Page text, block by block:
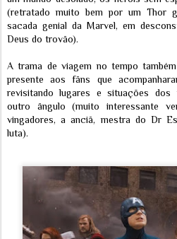
(retratado muito bem por um Thor
sacada genial da Marvel, em
Deus do trovão).
A trama de viagem no tempo
presente aos fãns que
revisitando lugares e situações dos
outro ângulo (muito interessante
vingadores, a anciã, mestra do Dr
luta).